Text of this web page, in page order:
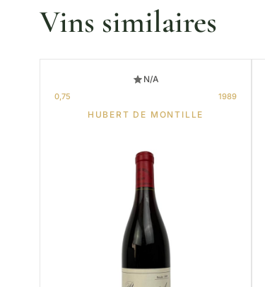
Vins similaires
N/A
0,75 1989
HUBERT DE MONTILLE